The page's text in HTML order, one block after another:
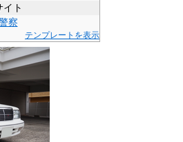
イト
察
テンプレートを表示